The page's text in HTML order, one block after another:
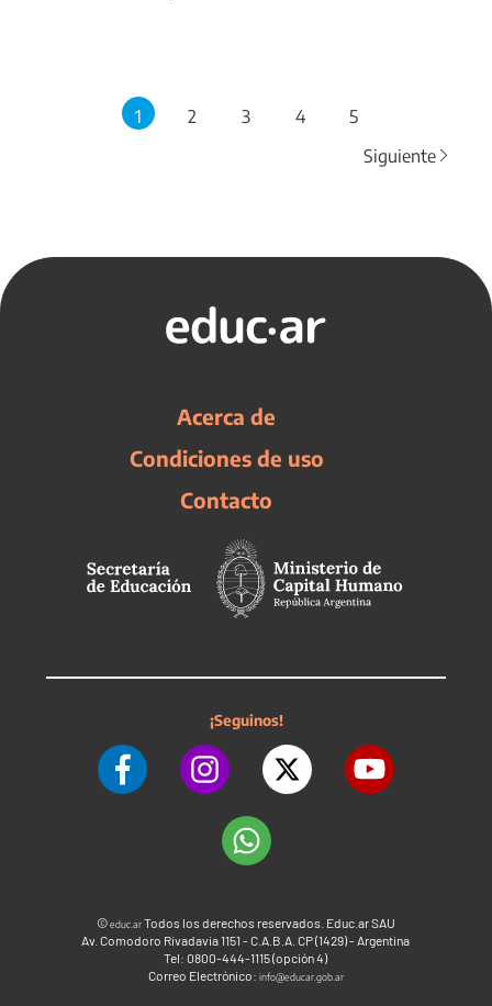
1 2 3 4
5
Siguiente
Acerca de
Condiciones de uso
Contacto
¡Seguinos!
©educ.arTodos los derechos reservados. Educ.ar SAU
Av. Comodoro Rivadavia 1151 - C.A.B.A. CP (1429) - Argentina
Tel: 0800-444-1115 (opción 4)
Correo Electrónico: info@educar.gob.ar